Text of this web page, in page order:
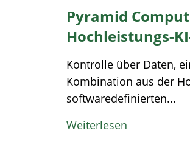
Pyramid
Hochleistungs-
Kontrolle über Daten,
Kombination aus der
softwaredefinierten...
Weiterlesen